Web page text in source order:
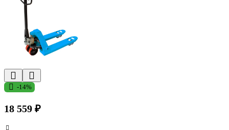
-14%
18 559 ₽